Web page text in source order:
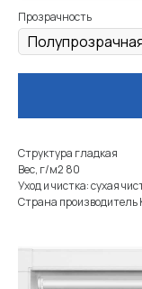
Прозрачность
Структура гладкая
Вес, г/м2 80
Уход и чистка: сухая
Страна